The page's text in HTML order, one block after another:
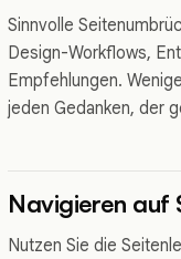
Sinnvolle
Design-Workflows,
Empfehlungen.
jeden Gedanken, der
Navigieren auf
Nutzen Sie die